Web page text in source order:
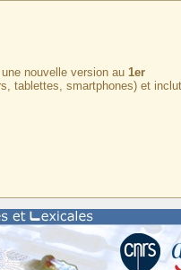
nouvelle version au 1er
tablettes, smartphones) et inclut